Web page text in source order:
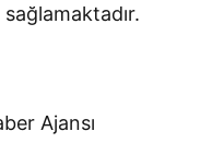
Ajansı